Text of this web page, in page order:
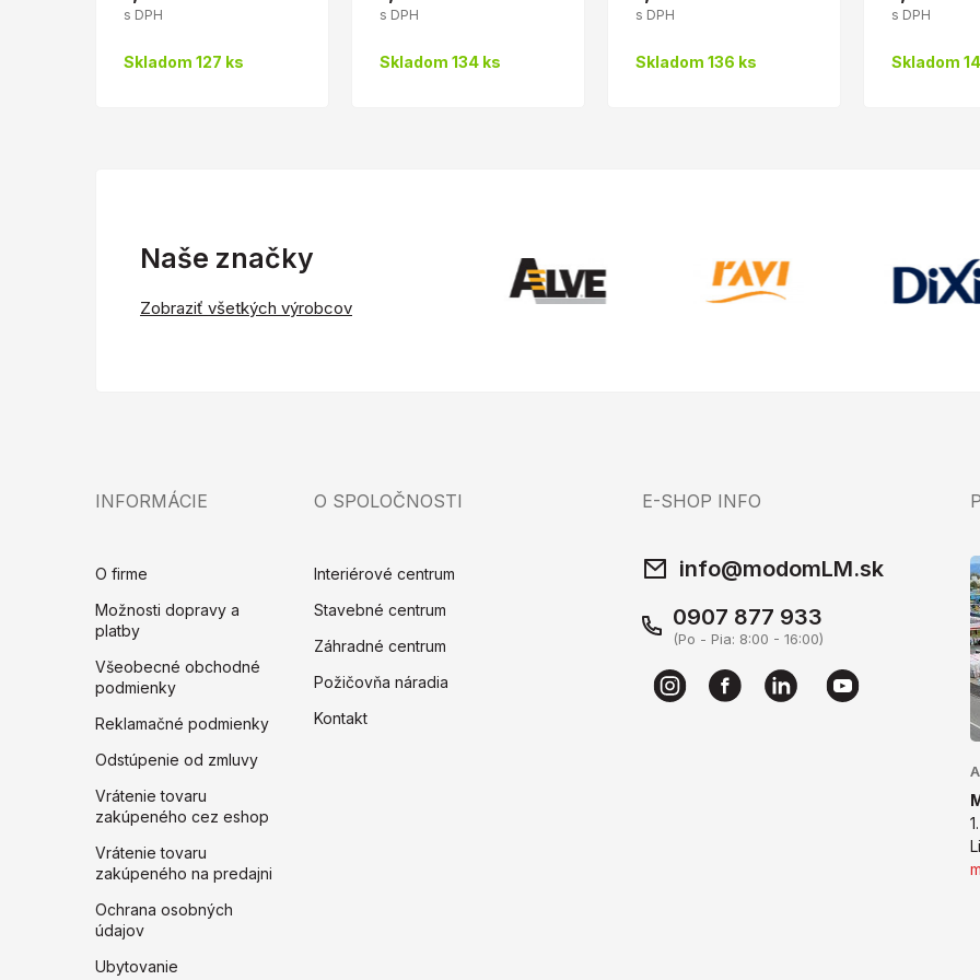
s DPH
Skladom 127 ks
s DPH
Skladom 134 ks
s DPH
Skladom 136 ks
s DPH
Skladom
Naše značky
Zobraziť všetkých výrobcov
INFORMÁCIE
O firme
Možnosti dopravy a
platby
Všeobecné obchodné
podmienky
Reklamačné podmienky
Odstúpenie od zmluvy
Vrátenie tovaru
zakúpeného cez eshop
Vrátenie tovaru
zakúpeného na predajni
Ochrana osobných
údajov
Ubytovanie
O SPOLOČNOSTI
Interiérové centrum
Stavebné centrum
Záhradné centrum
Požičovňa náradia
Kontakt
E-SHOP INFO
info@modomLM.sk
0907 877 933
(Po - Pia: 8:00 - 16:00)